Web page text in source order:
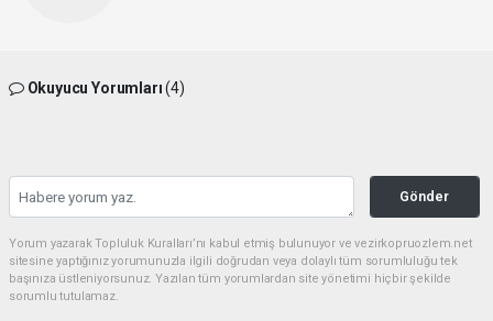
Okuyucu Yorumları(4)
Gönder
Yorum yazarak Topluluk Kuralları’nı kabul etmiş bulunuyor ve vezirkopruozlem.net
sitesine yaptığınız yorumunuzla ilgili doğrudan veya dolaylı tüm sorumluluğu tek
başınıza üstleniyorsunuz. Yazılan tüm yorumlardan site yönetimi hiçbir şekilde
sorumlu tutulamaz.